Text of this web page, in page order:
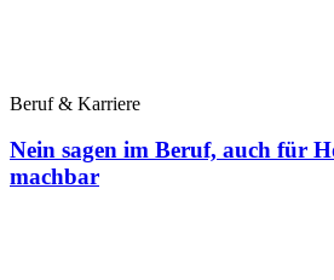
Beruf & Karriere
Nein sagen im Beruf, auch für
machbar